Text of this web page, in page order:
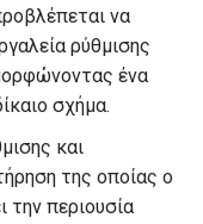
να
ρύθμισης
ένα
σχήμα.
και
της οποίας ο
την περιουσία